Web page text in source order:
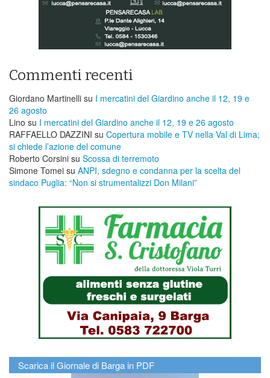
Commenti recenti
Giordano Martinelli su I mercatini del Giardino anche il 12, 19 e
26 agosto
Lino su I mercatini del Giardino anche il 12, 19 e 26 agosto
RAFFAELLO DAZZINI su ​Copertura mobile e TV nella Val di Lima;
si chiede l’azione del comune
Roberto Corsini su Scossa di terremoto
Simone Tomei su ANPI, sdegno e condanna per la scelta del
sindaco Puglia: “Non si strumentalizzi Don Milani”
Scarica il Giornale di Barga in PDF